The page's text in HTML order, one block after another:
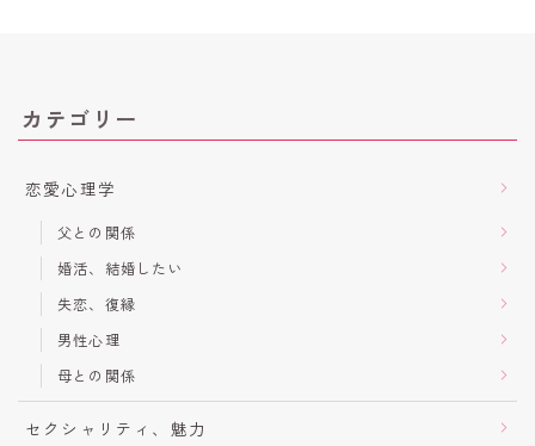
カテゴリー
恋愛心理学
父との関係
婚活、結婚したい
失恋、復縁
男性心理
母との関係
セクシャリティ、魅力